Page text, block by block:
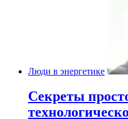
Люди в энергетике
Секреты